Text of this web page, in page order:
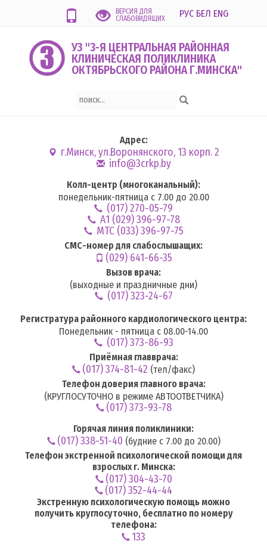
ВЕРСИЯ ДЛЯ
СЛАБОВИДЯЩИХ
РУС БЕЛ ENG
УЗ "3-Я ЦЕНТРАЛЬНАЯ РАЙОННАЯ
КЛИНИЧЕСКАЯ ПОЛИКЛИНИКА
ОКТЯБРЬСКОГО РАЙОНА Г.МИНСКА"
Адрес:
г.Минск, ул.Воронянского, 13 корп. 2
info@3crkp.by
Колл-центр (многоканальный):
понедельник-пятница с 7.00 до 20.00
(017) 270-05-79
А1 (029) 396-97-78
MTC (033) 396-97-75
СМС-номер для слабослышащих:
(029) 641-66-35
Вызов врача:
(выходные и праздничные дни)
(017) 323-24-67
Регистратура районного кардиологического центра:
Понедельник - пятница с 08.00-14.00
(017) 373-86-93
Приёмная главврача:
(017) 374-81-42 (тел/факс)
Телефон доверия главного врача:
(КРУГЛОСУТОЧНО в режиме АВТООТВЕТЧИКА)
(017) 373-93-78
Горячая линия поликлиники:
(017) 338-51-40 (будние с 7.00 до 20.00)
Телефон экстренной психологической помощи для
взрослых г. Минска:
(017) 304-43-70
(017) 352-44-44
Экстренную психологическую помощь можно
получить круглосуточно, бесплатно по номеру
телефона:
133